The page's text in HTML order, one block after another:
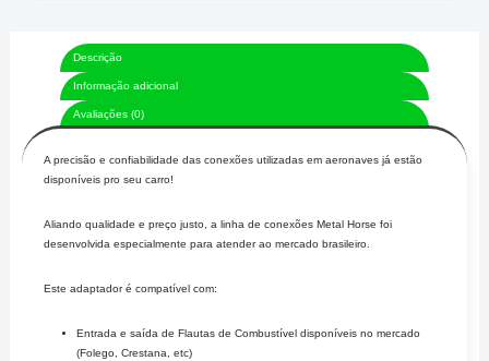
quantidade
Descrição
Informação adicional
Avaliações (0)
A precisão e confiabilidade das conexões utilizadas em aeronaves já estão
disponíveis pro seu carro!
Aliando qualidade e preço justo, a linha de conexões Metal Horse foi
desenvolvida especialmente para atender ao mercado brasileiro.
Este adaptador é compatível com:
Entrada e saída de Flautas de Combustível disponíveis no mercado
(Folego, Crestana, etc)